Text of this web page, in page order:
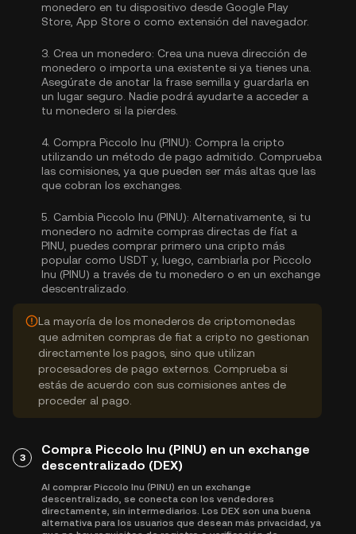
monedero en tu dispositivo desde Google Play
Store, App Store o como extensión del navegador.
3. Crea un monedero: Crea una nueva dirección de
monedero o importa una existente si ya tienes una.
Asegúrate de anotar la frase semilla y guardarla en
un lugar seguro. Nadie podrá ayudarte a acceder a
tu monedero si la pierdes.
4. Compra Piccolo Inu (PINU): Compra la cripto
utilizando un método de pago admitido. Comprueba
las comisiones, ya que pueden ser más altas que las
que cobran los exchanges.
5. Cambia Piccolo Inu (PINU): Alternativamente, si tu
monedero no admite compras directas de fíat a
PINU, puedes comprar primero una cripto más
popular como USDT y, luego, cambiarla por Piccolo
Inu (PINU) a través de tu monedero o en un exchange
descentralizado.
La mayoría de los monederos de criptomonedas
que admiten compras de fiat a cripto no gestionan
directamente los pagos, sino que utilizan
procesadores de pago externos. Comprueba si
estás de acuerdo con sus comisiones antes de
proceder al pago.
3
Compra Piccolo Inu (PINU) en un exchange
descentralizado (DEX)
Al comprar Piccolo Inu (PINU) en un exchange
descentralizado, se conecta con los vendedores
directamente, sin intermediarios. Los DEX son una buena
alternativa para los usuarios que desean más privacidad, ya